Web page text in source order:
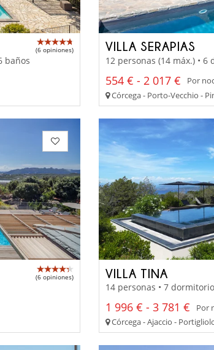
(6 opiniones)
baños
VILLA SERAPIAS
12 personas (14 máx.) • 6
554 € - 2 017 €
Por
Córcega - Porto-Vecchio -
(6 opiniones) VILLA TINA
14 personas • 7
1 996 € - 3 781 €
Por
Córcega - Ajaccio -